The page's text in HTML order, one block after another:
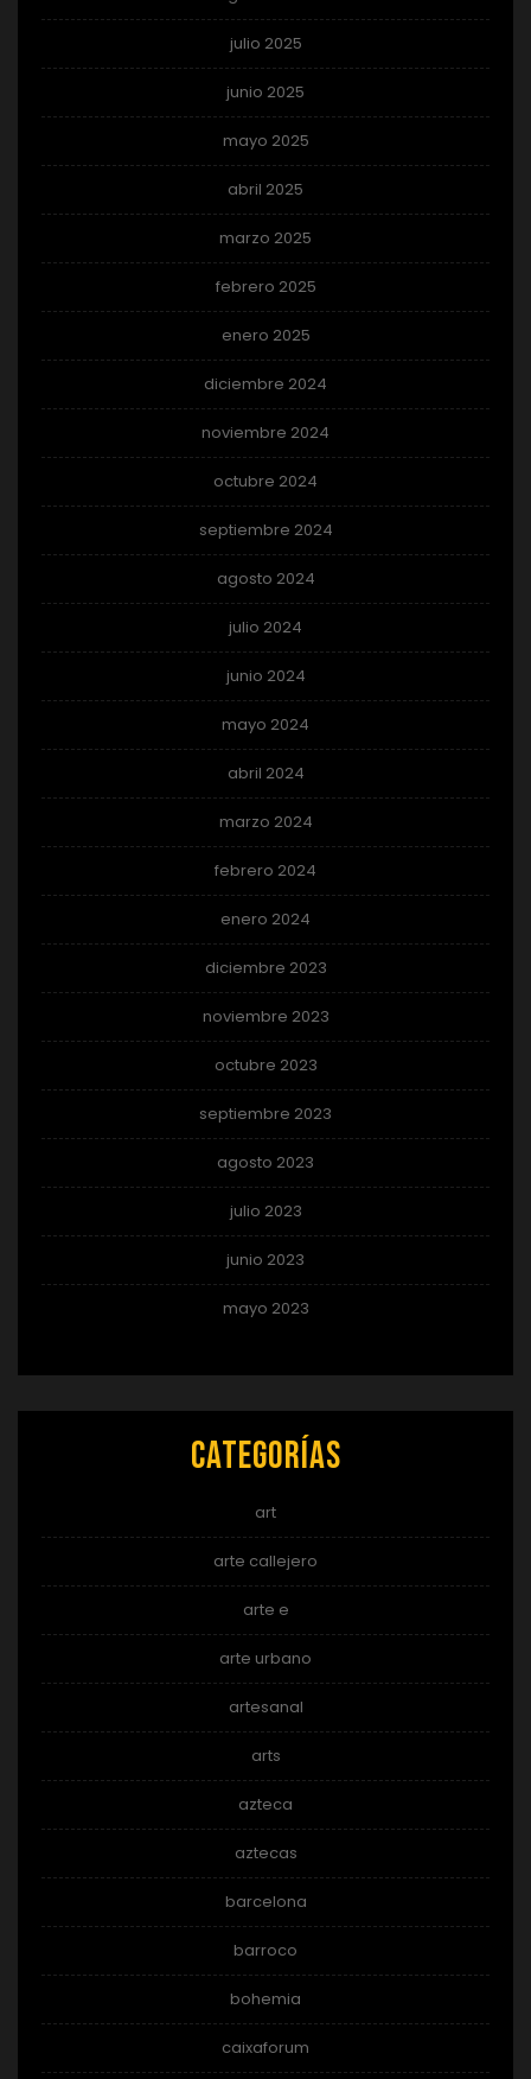
julio 2025
junio 2025
mayo 2025
abril 2025
marzo 2025
febrero 2025
enero 2025
diciembre 2024
noviembre 2024
octubre 2024
septiembre 2024
agosto 2024
julio 2024
junio 2024
mayo 2024
abril 2024
marzo 2024
febrero 2024
enero 2024
diciembre 2023
noviembre 2023
octubre 2023
septiembre 2023
agosto 2023
julio 2023
junio 2023
mayo 2023
Categorías
art
arte callejero
arte e
arte urbano
artesanal
arts
azteca
aztecas
barcelona
barroco
bohemia
caixaforum